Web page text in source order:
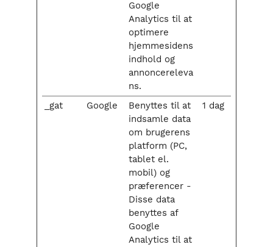
Google
Analytics til at
optimere
hjemmesidens
indhold og
annoncereleva
ns.
_gat Google
Benyttes til at
indsamle data
om brugerens
platform (PC,
tablet el.
mobil) og
præferencer -
Disse data
benyttes af
Google
Analytics til at
1 dag